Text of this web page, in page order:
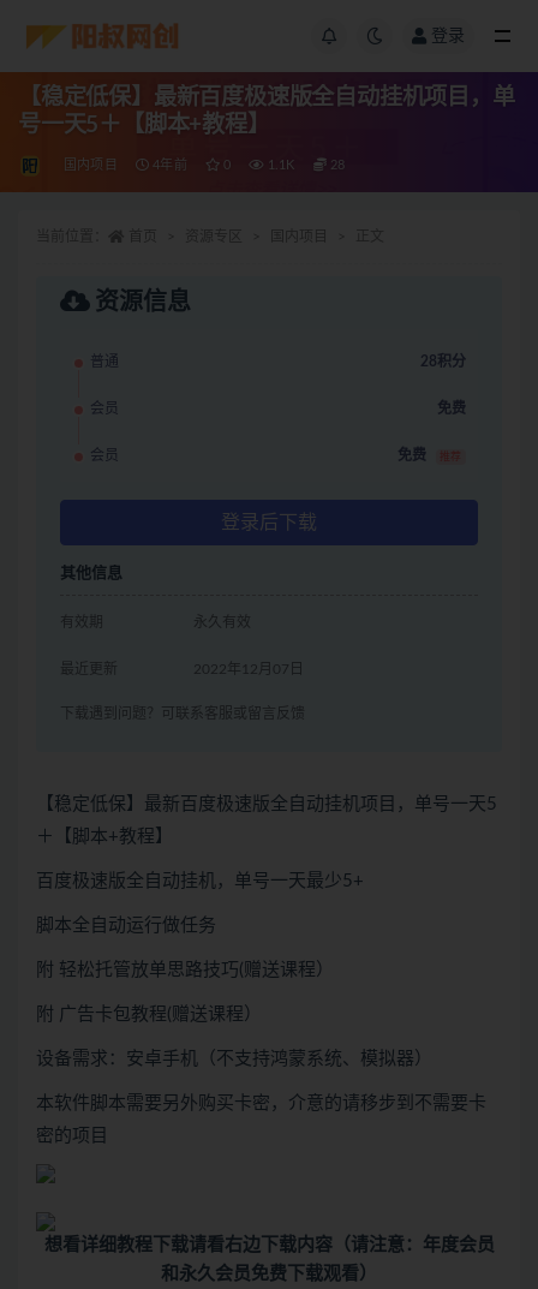
登录
【稳定低保】最新百度极速版全自动挂机项目，单
号一天5＋【脚本+教程】
国内项目 4年前 0 1.1K 28
资源信息
普通 28积分
会员 免费
会员 免费 推荐
登录后下载
其他信息
有效期 永久有效
最近更新 2022年12月07日
下载遇到问题？可联系客服或留言反馈
【稳定低保】最新百度极速版全自动挂机项目，单号一天5
＋【脚本+教程】
百度极速版全自动挂机，单号一天最少5+
脚本全自动运行做任务
附 轻松托管放单思路技巧(赠送课程）
附 广告卡包教程(赠送课程）
设备需求：安卓手机（不支持鸿蒙系统、模拟器）
本软件脚本需要另外购买卡密，介意的请移步到不需要卡
密的项目
想看详细教程下载请看右边下载内容（请注意：年度会员
和永久会员免费下载观看）